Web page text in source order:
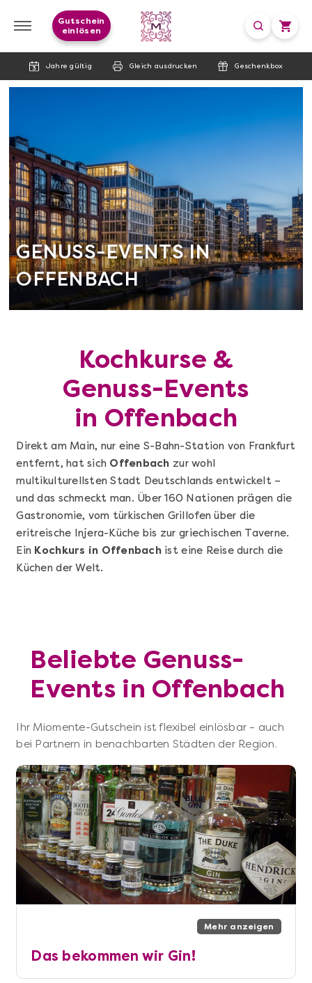
Jahre gültig Gleich ausdrucken Geschenkbox
Gutschein
einlösen
GENUSS-EVENTS IN
OFFENBACH
Kochkurse &
Genuss-Events
in Offenbach
Direkt am Main, nur eine S-Bahn-Station von Frankfurt
entfernt, hat sich Offenbach zur wohl
multikulturellsten Stadt Deutschlands entwickelt –
und das schmeckt man. Über 160 Nationen prägen die
Gastronomie, vom türkischen Grillofen über die
eritreische Injera-Küche bis zur griechischen Taverne.
Ein Kochkurs in Offenbachist eine Reise durch die
Küchen der Welt.
Beliebte Genuss-
Events in Offenbach
Ihr Miomente-Gutschein ist flexibel einlösbar – auch
bei Partnern in benachbarten Städten der Region.
Mehr anzeigen
Das bekommen wir Gin!